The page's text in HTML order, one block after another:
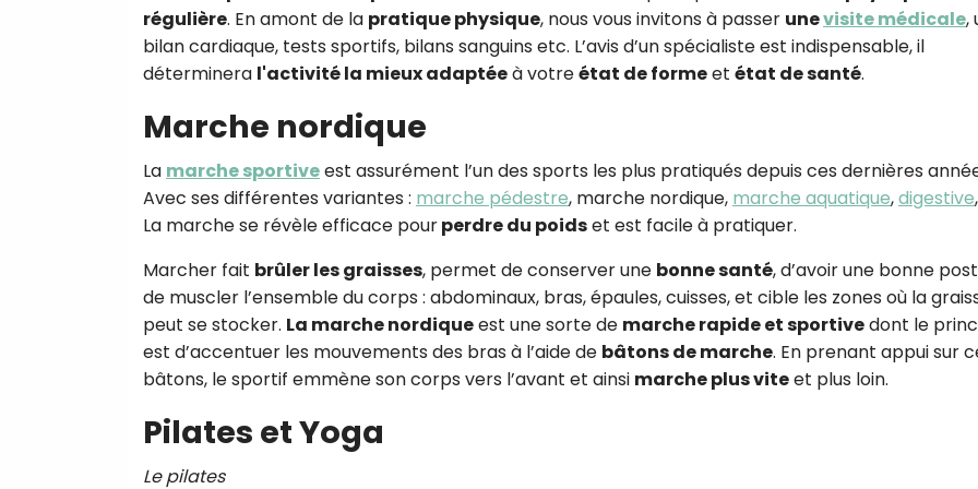
régulière. En amont de la pratique physique, nous vous invitons à passer unevisite médicale,
bilan cardiaque, tests sportifs, bilans sanguins etc. L’avis d’un spécialiste est indispensable, il
déterminera l'activité la mieux adaptéeà votreétat de formeet état de santé.
Marche nordique
La marche sportiveest assurément l’un des sports les plus pratiqués depuis ces dernières
Avec ses différentes variantes : marche pédestre, marche nordique, marche aquatique,digestive
La marche se révèle efficace pourperdre du poidset est facile à pratiquer.
Marcher fait brûler les graisses, permet de conserver une bonne santé, d’avoir une bonne
de muscler l’ensemble du corps : abdominaux, bras, épaules, cuisses, et cible les zones où la
peut se stocker. La marche nordiqueest une sorte de marche rapide et sportivedont le
est d’accentuer les mouvements des bras à l’aide de bâtons de marche. En prenant appui sur
bâtons, le sportif emmène son corps vers l’avant et ainsi marche plus viteet plus loin.
Pilates et Yoga
Le pilates